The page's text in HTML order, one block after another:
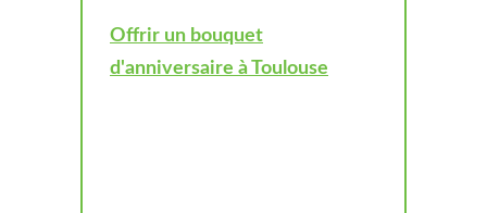
Offrir un bouquet
d'anniversaire à Toulouse